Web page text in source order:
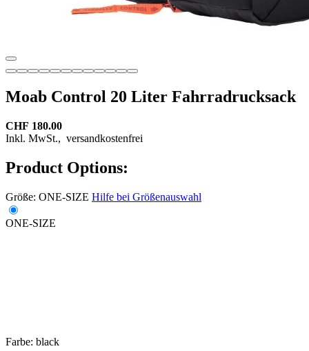
Moab Control 20 Liter Fahrradrucksack
CHF 180.00
Inkl. MwSt., versandkostenfrei
Product Options:
Größe: ONE-SIZE Hilfe bei Größenauswahl
ONE-SIZE
Farbe: black